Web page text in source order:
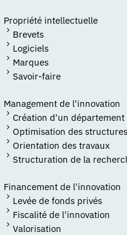
Propriété intellectuelle
Brevets
Logiciels
Marques
Savoir-faire
Management de l'innovation
Création d'un département
Optimisation des structures
Orientation des travaux
Structuration de la
Financement de l'innovation
Levée de fonds privés
Fiscalité de l'innovation
Valorisation